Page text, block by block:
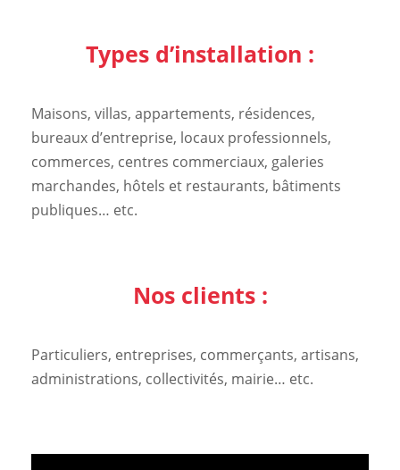
Types d’installation :
Maisons, villas, appartements, résidences,
bureaux d’entreprise, locaux professionnels,
commerces, centres commerciaux, galeries
marchandes, hôtels et restaurants, bâtiments
publiques… etc.
Nos clients :
Particuliers, entreprises, commerçants, artisans,
administrations, collectivités, mairie… etc.